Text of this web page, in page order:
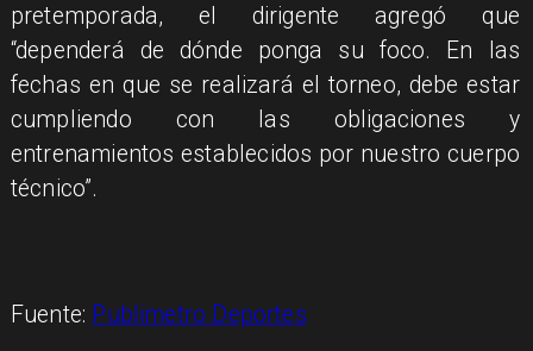
pretemporada, el dirigente agregó que
“dependerá de dónde ponga su foco. En las
fechas en que se realizará el torneo, debe estar
cumpliendo con las obligaciones y
entrenamientos establecidos por nuestro cuerpo
técnico”.
Fuente: Publimetro Deportes